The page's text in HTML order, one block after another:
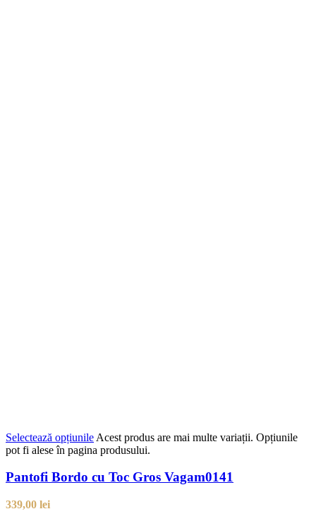
Selectează opțiunile Acest produs are mai multe variații. Opțiunile
pot fi alese în pagina produsului.
Pantofi Bordo cu Toc Gros Vagam0141
339,00 lei